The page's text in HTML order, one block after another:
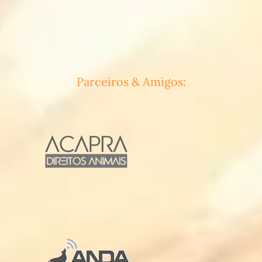
Parceiros & Amigos: